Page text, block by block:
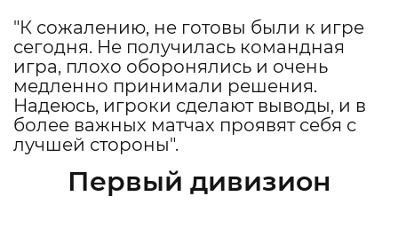
"К сожалению, не готовы были к игре
сегодня. Не получилась командная
игра, плохо оборонялись и очень
медленно принимали решения.
Надеюсь, игроки сделают выводы, и в
более важных матчах проявят себя с
лучшей стороны".
Первый дивизион